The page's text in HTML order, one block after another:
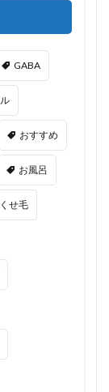
GABA
おすすめ
お風呂
くせ毛